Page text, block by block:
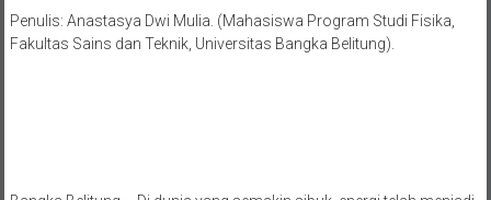
Penulis: Anastasya Dwi Mulia. (Mahasiswa Program Studi Fisika,
Fakultas Sains dan Teknik, Universitas Bangka Belitung).